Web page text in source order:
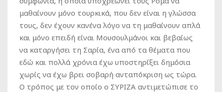
μαθαίνουν μόνο τουρκικά, που δεν είναι η γλώσσα
τους, δεν έχουν κανένα λόγο να τη μαθαίνουν απλά
και μόνο επειδή είναι Μουσουλμάνοι και βεβαίως
να καταργήσει τη Σαρία, ένα από τα θέματα που
εδώ και πολλά χρόνια έχω υποστηρίξει δημόσια
χωρίς να έχω βρει σοβαρή ανταπόκριση ως τώρα.
Ο τρόπος με τον οποίο ο ΣΥΡΙΖΑ αντιμετώπισε το